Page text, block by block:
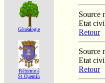
Généalogie
Réforme á
St Quentin
Source
Etat
Retour
Source
Etat
Retour